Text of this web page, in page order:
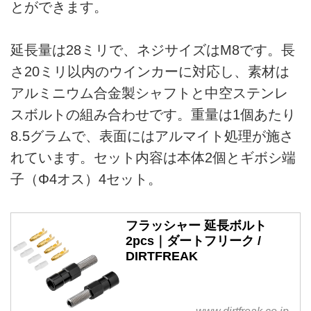
とができます。
延長量は28ミリで、ネジサイズはM8です。長
さ20ミリ以内のウインカーに対応し、素材は
アルミニウム合金製シャフトと中空ステンレ
スボルトの組み合わせです。重量は1個あたり
8.5グラムで、表面にはアルマイト処理が施さ
れています。セット内容は本体2個とギボシ端
子（Φ4オス）4セット。
フラッシャー 延長ボルト
2pcs｜ダートフリーク /
DIRTFREAK